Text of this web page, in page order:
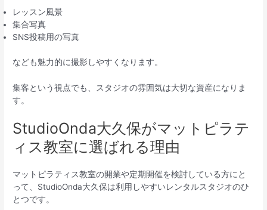
レッスン風景
集合写真
SNS投稿用の写真
なども魅力的に撮影しやすくなります。
集客という視点でも、スタジオの雰囲気は大切な資産になりま
す。
StudioOnda大久保がマットピラテ
ィス教室に選ばれる理由
マットピラティス教室の開業や定期開催を検討している方にと
って、StudioOnda大久保は利用しやすいレンタルスタジオのひ
とつです。